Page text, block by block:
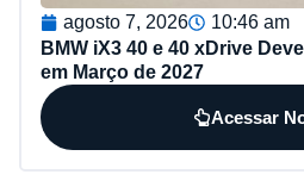
agosto 7, 2026
10:46 am
BMW iX3 40 e 40 xDrive
em Março de 2027
Acessar